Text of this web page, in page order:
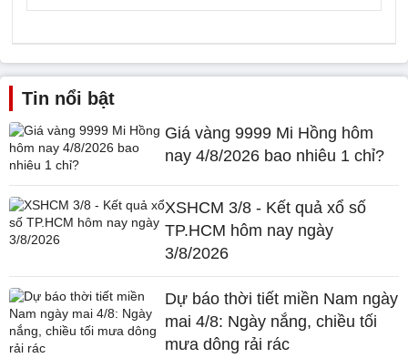
Tin nổi bật
Giá vàng 9999 Mi Hồng hôm
nay 4/8/2026 bao nhiêu 1 chỉ?
XSHCM 3/8 - Kết quả xổ số
TP.HCM hôm nay ngày
3/8/2026
Dự báo thời tiết miền Nam ngày
mai 4/8: Ngày nắng, chiều tối
mưa dông rải rác